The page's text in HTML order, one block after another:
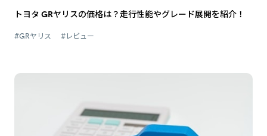
トヨタ GRヤリスの価格は？走行性能やグレード展開を紹介！
#GRヤリス #レビュー